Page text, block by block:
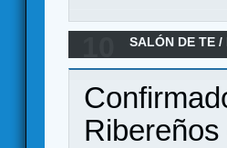
SALÓN DE TE /